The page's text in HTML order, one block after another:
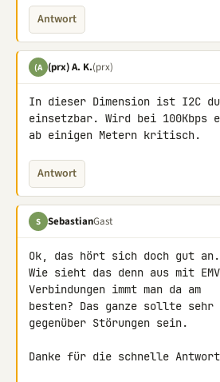
Antwort
(A (prx) A. K.(prx)
In dieser Dimension ist I2C
einsetzbar. Wird bei 100Kbps
ab einigen Metern kritisch.
Antwort
S SebastianGast
Ok, das hört sich doch gut an.
Wie sieht das denn aus mit
Verbindungen immt man da am
besten? Das ganze sollte sehr
gegenüber Störungen sein.
Danke für die schnelle